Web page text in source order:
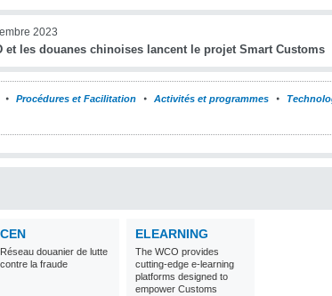
2023
et les douanes chinoises lancent le projet Smart Customs
Procédures et Facilitation Activités et programmes
CEN
Réseau douanier de lutte
contre la fraude
ELEARNING
The WCO provides
cutting-edge e-learning
platforms designed to
empower Customs